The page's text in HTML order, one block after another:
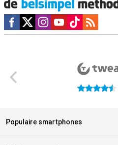
Social media
4.5 sterren
Populaire smartphones